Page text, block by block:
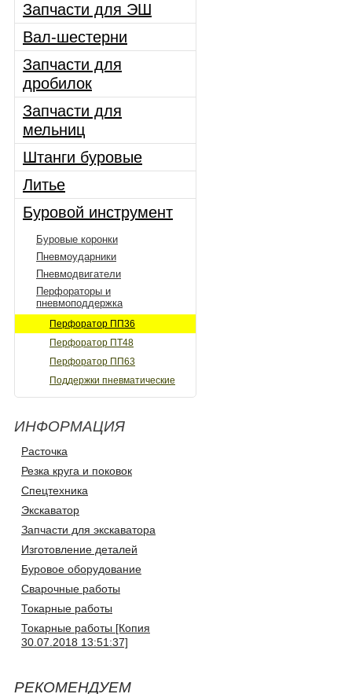
Запчасти для ЭШ
Вал-шестерни
Запчасти для
дробилок
Запчасти для
мельниц
Штанги буровые
Литье
Буровой инструмент
Буровые коронки
Пневмоударники
Пневмодвигатели
Перфораторы и
пневмоподдержка
Перфоратор ПП36
Перфоратор ПТ48
Перфоратор ПП63
Поддержки пневматические
ИНФОРМАЦИЯ
Расточка
Резка круга и поковок
Спецтехника
Экскаватор
Запчасти для экскаватора
Изготовление деталей
Буровое оборудование
Сварочные работы
Токарные работы
Токарные работы [Копия
30.07.2018 13:51:37]
РЕКОМЕНДУЕМ